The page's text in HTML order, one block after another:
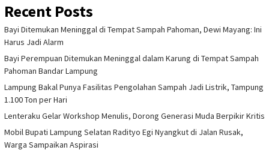
Recent Posts
Bayi Ditemukan Meninggal di Tempat Sampah Pahoman, Dewi Mayang: Ini
Harus Jadi Alarm
Bayi Perempuan Ditemukan Meninggal dalam Karung di Tempat Sampah
Pahoman Bandar Lampung
Lampung Bakal Punya Fasilitas Pengolahan Sampah Jadi Listrik, Tampung
1.100 Ton per Hari
Lenteraku Gelar Workshop Menulis, Dorong Generasi Muda Berpikir Kritis
Mobil Bupati Lampung Selatan Radityo Egi Nyangkut di Jalan Rusak,
Warga Sampaikan Aspirasi